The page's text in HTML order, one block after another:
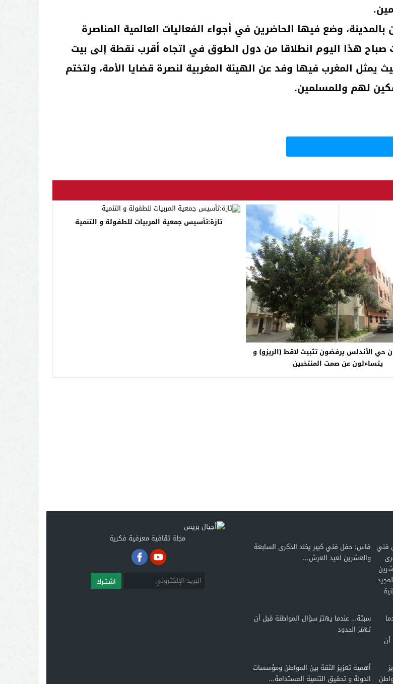
وضع فيها الحاضرين في أجواء الفعاليات العالمية المناصرة
صباح هذا اليوم انطلاقا من دول الطوق في اتجاه أقرب نقطة إلى بيت
المغرب فيها وفد عن الهيئة المغربية لنصرة قضايا الأمة، ولتختم
لهم وللمسلمين.
حي الأندلس يرفضون تثبيت لاقط (الريزو) و
يتساءلون عن صمت المنتخبين
تازة:تأسيس جمعية المربيات للطفولة و التنمية
فاس: حفل فني كبير يخلد الذكرى السابعة
والعشرين لعيد العرش...
سبتة… عندما يهتز سؤال المواطنة قبل أن
تهتز الحدود
أهمية تعزيز الثقة بين المواطن ومؤسسات
الدولة و تحقيق التنمية المستدامة...
مجلة ثقافية معرفية فكرية
اشـتـرك